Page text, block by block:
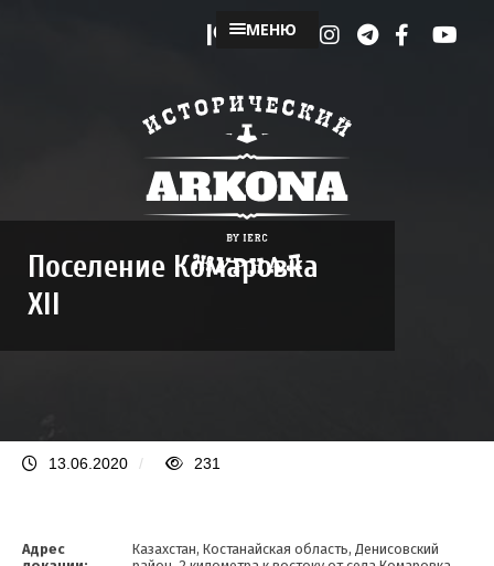
МЕНЮ
Поселение Комаровка
XII
13.06.2020 / 231
Адрес
Казахстан, Костанайская область, Денисовский